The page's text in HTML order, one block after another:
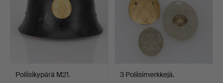
Poliisikypärä M21. 3 Poliisimerkkejä.